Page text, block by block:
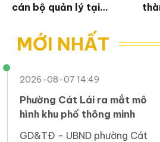
cán bộ quản lý tại
tác giảng dạy
MỚI NHẤT
2026-08-07 14:49
Phường Cát Lái ra mắt mô
hình khu phố thông minh
GD&TĐ - UBND phường Cát